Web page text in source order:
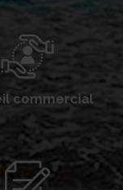
commercial